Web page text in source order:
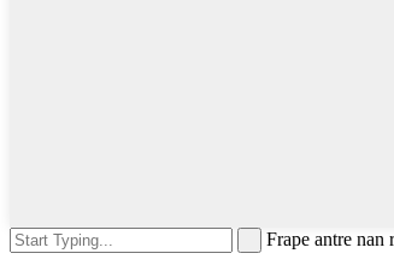
Frape antre nan